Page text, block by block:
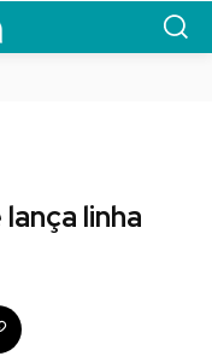
linha